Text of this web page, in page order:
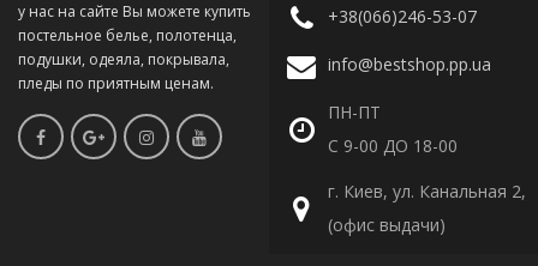
у нас на сайте Вы можете купить
постельное белье, полотенца,
подушки, одеяла, покрывала,
пледы по приятным ценам.
+38(066)246-53-07
info@bestshop.pp.ua
ПН-ПТ
С 9-00 ДО 18-00
г. Киев, ул. Канальная 2,
(офис выдачи)